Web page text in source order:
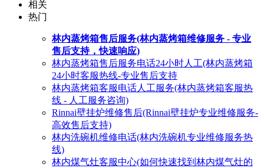
相关
热门
林内蒸烤箱售后服务(林内蒸烤箱维修服务 - 专业
售后支持，快速响应)
林内蒸烤箱售后服务电话24小时人工(林内蒸烤箱
24小时客服热线-专业售后支持
林内蒸烤箱客服电话人工服务(林内蒸烤箱客服热
线 - 人工服务咨询)
Rinnai壁挂炉维修售后(Rinnai壁挂炉专业维修服务-
高效售后支持)
林内洗碗机维修电话(林内洗碗机专业维修服务热
线)
林内煤气灶客服中心(如何快速找到林内煤气灶的